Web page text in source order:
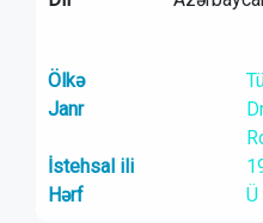
Ölkə
Janr
İstehsal ili
Hərf